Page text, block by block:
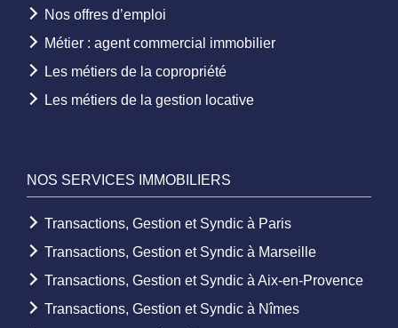
Nos offres d’emploi
Métier : agent commercial immobilier
Les métiers de la copropriété
Les métiers de la gestion locative
NOS SERVICES IMMOBILIERS
Transactions, Gestion et Syndic à Paris
Transactions, Gestion et Syndic à Marseille
Transactions, Gestion et Syndic à Aix-en-Provence
Transactions, Gestion et Syndic à Nîmes